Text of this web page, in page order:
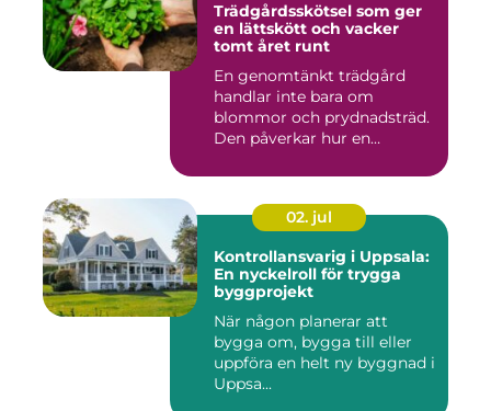
Trädgårdsskötsel som ger
en lättskött och vacker
tomt året runt
En genomtänkt trädgård
handlar inte bara om
blommor och prydnadsträd.
Den påverkar hur en
02. jul
Kontrollansvarig i Uppsala:
En nyckelroll för trygga
byggprojekt
När någon planerar att
bygga om, bygga till eller
uppföra en helt ny byggnad i
Uppsa...